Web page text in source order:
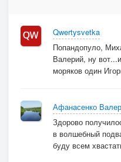
Qwertysvetka
Попандопуло,
Валерий, ну
моряков один
Афанасенко
Здорово
в волшебный
буду всем